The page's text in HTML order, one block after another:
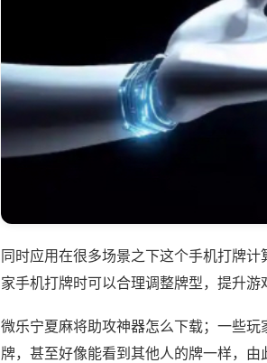
同时应用在很多场景之下这个手机打牌
家手机打牌时可以合理调整牌型，提升游
微乐宁夏麻将助攻神器怎么下载；一些
牌，甚至好像能看到其他人的牌一样，